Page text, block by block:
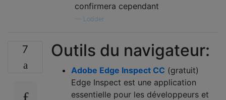
confirmera cependant
Lodder
7 Outils du navigateur:
Adobe Edge Inspect CC (gratuit)
Edge Inspect est une application
essentielle pour les développeurs et